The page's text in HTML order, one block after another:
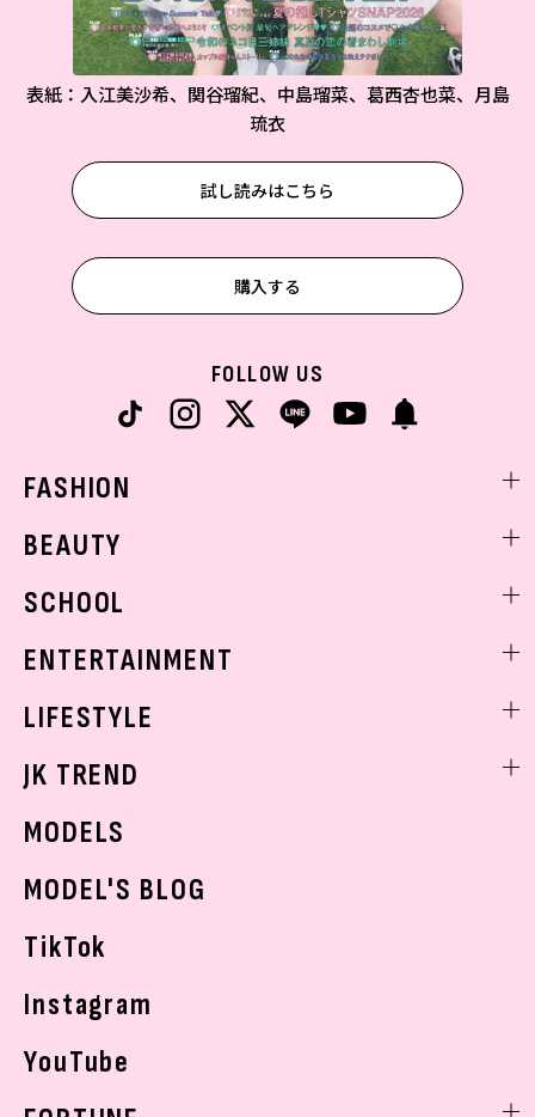
表紙：入江美沙希、関谷瑠紀、中島瑠菜、葛西杏也菜、月島
琉衣
試し読みはこちら
購入する
FOLLOW US
FASHION
着回し
BEAUTY
ベストコスメ
ボディケア
SCHOOL
学校ヘアメイク
ENTERTAINMENT
K-POP
LIFESTYLE
モデルの購入品
おでかけ
JK TREND
MODELS
MODEL'S BLOG
TikTok
Instagram
YouTube